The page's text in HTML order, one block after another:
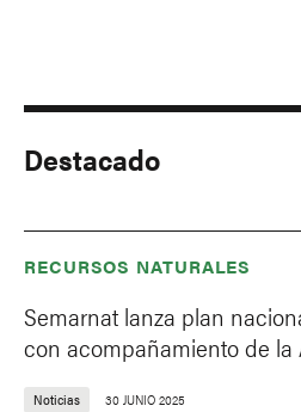
Destacado
RECURSOS NATURALES
Semarnat lanza plan
con acompañamiento de la
Noticias 30 JUNIO 2025